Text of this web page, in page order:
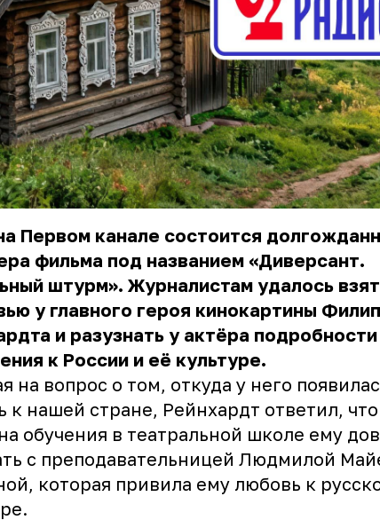
Первом канале состоится
фильма под названием «Диверсант.
штурм». Журналистам удалось
у главного героя кинокартины
и разузнать у актёра
к России и её культуре.
на вопрос о том, откуда у него
к нашей стране, Рейнхардт ответил,
обучения в театральной школе ему
с преподавательницей Людмилой
которая привила ему любовь к